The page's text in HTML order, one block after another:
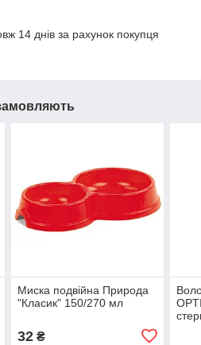
14 днів за рахунок покупця
Миска подвійна Природа
"Класик" 150/270 мл
32₴